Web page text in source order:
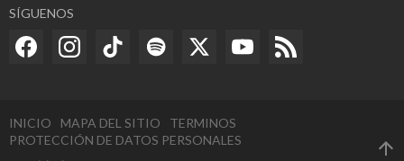
SÍGUENOS
INICIO MAPA DEL SITIO
TERMINOS
PROTECCIÓN DE DATOS PERSONALES